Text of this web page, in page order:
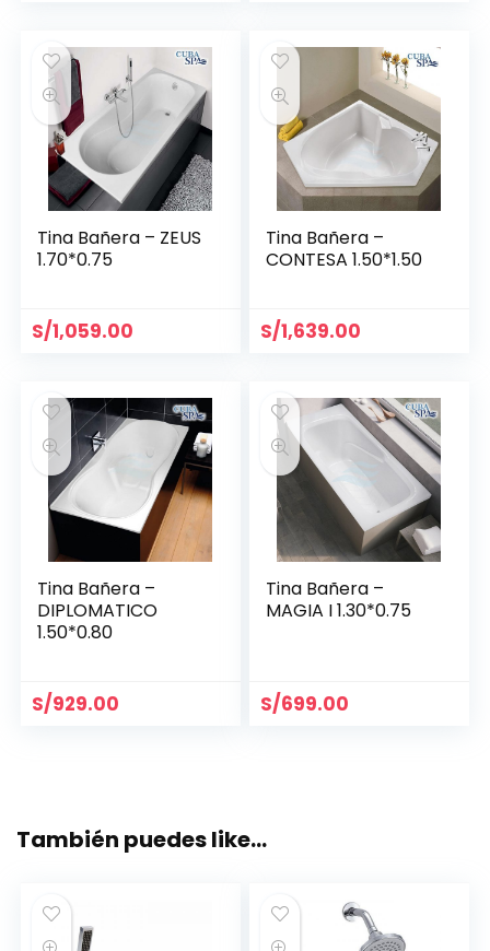
Tina Bañera – ZEUS
1.70*0.75
S/1,059.00
Tina Bañera –
CONTESA 1.50*1.50
S/1,639.00
Tina Bañera –
DIPLOMATICO
1.50*0.80
S/929.00
Tina Bañera –
MAGIA I 1.30*0.75
S/699.00
También puedes like…